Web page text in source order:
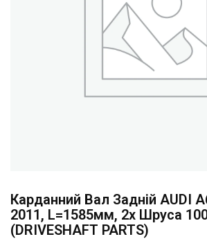
Карданний Вал Задній AUDI
2011, L=1585мм, 2x Шруса
(DRIVESHAFT PARTS)